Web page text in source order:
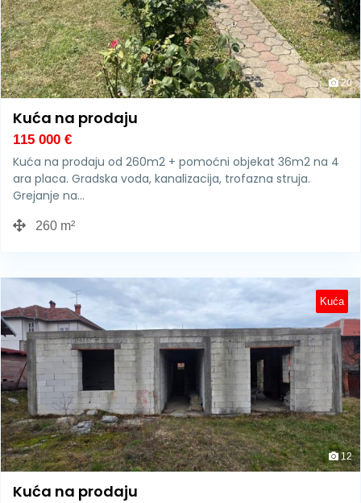
20
Kuća na prodaju
115 000 €
Kuća na prodaju od 260m2 + pomoćni objekat 36m2 na 4
ara placa. Gradska voda, kanalizacija, trofazna struja.
Grejanje na…
260 m²
Kuća
12
Kuća na prodaju